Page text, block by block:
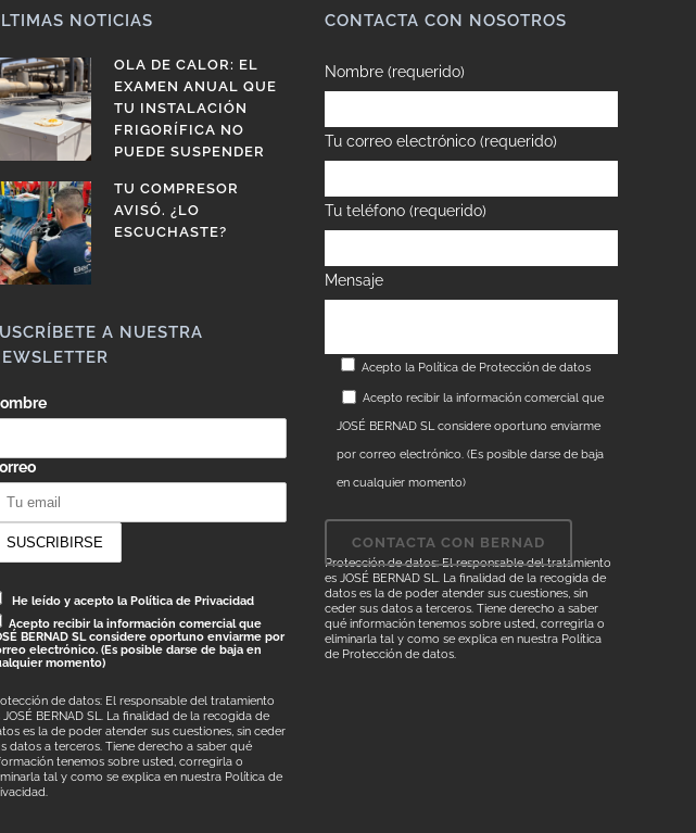
NOTICIAS
OLA DE CALOR: EL
EXAMEN ANUAL QUE
TU INSTALACIÓN
FRIGORÍFICA NO
PUEDE SUSPENDER
TU COMPRESOR
AVISÓ. ¿LO
ESCUCHASTE?
A NUESTRA
He leído y acepto la Política de Privacidad
Acepto recibir la información comercial que
BERNAD SL considere oportuno enviarme por
electrónico. (Es posible darse de baja en
momento)
de datos: El responsable del tratamiento
JOSÉ BERNAD SL. La finalidad de la recogida de
es la de poder atender sus cuestiones, sin ceder
datos a terceros. Tiene derecho a saber qué
tenemos sobre usted, corregirla o
tal y como se explica en nuestra Política de
CONTACTA CON NOSOTROS
Nombre (requerido)
Tu correo electrónico (requerido)
Tu teléfono (requerido)
Mensaje
Acepto la Política de Protección de datos
Acepto recibir la información comercial que
JOSÉ BERNAD SL considere oportuno enviarme
por correo electrónico. (Es posible darse de baja
en cualquier momento)
Protección de datos: El responsable del tratamiento
es JOSÉ BERNAD SL. La finalidad de la recogida de
datos es la de poder atender sus cuestiones, sin
ceder sus datos a terceros. Tiene derecho a saber
qué información tenemos sobre usted, corregirla o
eliminarla tal y como se explica en nuestra Política
de Protección de datos